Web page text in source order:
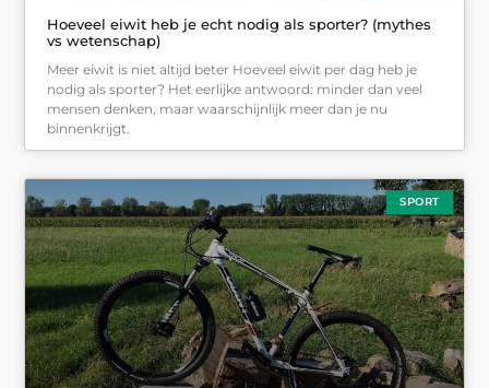
Hoeveel eiwit heb je echt nodig als sporter? (mythes
vs wetenschap)
Meer eiwit is niet altijd beter Hoeveel eiwit per dag heb je
nodig als sporter? Het eerlijke antwoord: minder dan veel
mensen denken, maar waarschijnlijk meer dan je nu
binnenkrijgt.
SPORT